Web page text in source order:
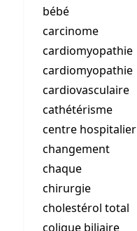
bébé
carcinome
cardiomyopathie
cardiomyopathie
cardiovasculaire
cathétérisme
centre hospitalier
changement
chaque
chirurgie
cholestérol total
colique biliaire